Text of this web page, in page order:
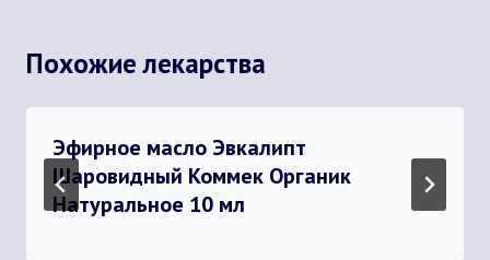
Похожие лекарства
Эфирное масло Эвкалипт
Шаровидный Коммек Органик
Натуральное 10 мл